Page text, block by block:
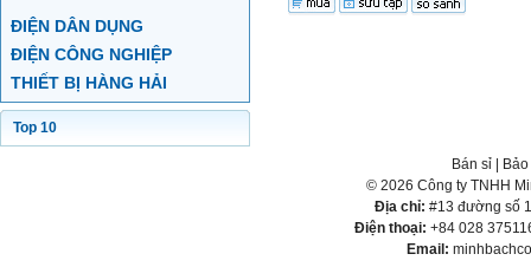
ĐIỆN DÂN DỤNG
ĐIỆN CÔNG NGHIỆP
THIẾT BỊ HÀNG HẢI
Top 10
Bán sỉ
© 2026 Công ty TNHH
Địa chỉ: #13 đường số
Điện thoại: +84 028
Email: